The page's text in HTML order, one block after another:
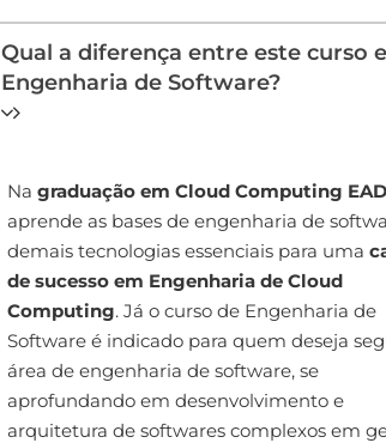
Qual a diferença entre este curso e
Engenharia de Software?
Na graduação em Cloud Computing EAD
aprende as bases de engenharia de
demais tecnologias essenciais para uma
de sucesso em Engenharia de Cloud
Computing. Já o curso de Engenharia de
Software é indicado para quem deseja
área de engenharia de software, se
aprofundando em desenvolvimento e
arquitetura de softwares complexos em